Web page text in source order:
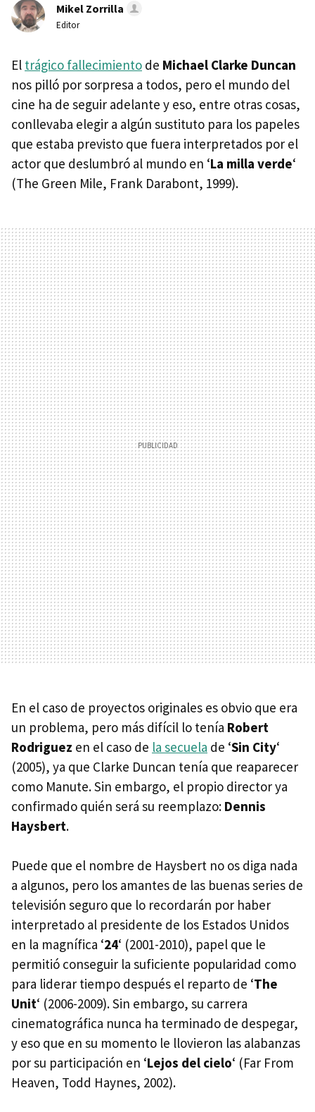
Mikel Zorrilla
Editor
El trágico fallecimiento de Michael Clarke Duncan
nos pilló por sorpresa a todos, pero el mundo del
cine ha de seguir adelante y eso, entre otras cosas,
conllevaba elegir a algún sustituto para los papeles
que estaba previsto que fuera interpretados por el
actor que deslumbró al mundo en ‘La milla verde‘
(The Green Mile, Frank Darabont, 1999).
En el caso de proyectos originales es obvio que era
un problema, pero más difícil lo tenía Robert
Rodriguez en el caso de la secuela de ‘Sin City‘
(2005), ya que Clarke Duncan tenía que reaparecer
como Manute. Sin embargo, el propio director ya
confirmado quién será su reemplazo: Dennis
Haysbert.
Puede que el nombre de Haysbert no os diga nada
a algunos, pero los amantes de las buenas series de
televisión seguro que lo recordarán por haber
interpretado al presidente de los Estados Unidos
en la magnífica ‘24‘ (2001-2010), papel que le
permitió conseguir la suficiente popularidad como
para liderar tiempo después el reparto de ‘The
Unit‘ (2006-2009). Sin embargo, su carrera
cinematográfica nunca ha terminado de despegar,
y eso que en su momento le llovieron las alabanzas
por su participación en ‘Lejos del cielo‘ (Far From
Heaven, Todd Haynes, 2002).